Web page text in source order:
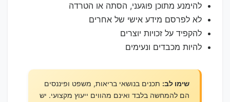
להימנע מתוכן פוגעני, הסתה או הטרדה
לא לפרסם מידע אישי של אחרים
להקפיד על זכויות יוצרים
להיות מכבדים ונעימים
שימו לב: תכנים בנושאי בריאות, משפט ופיננסים
הם להמחשה בלבד ואינם מהווים ייעוץ מקצועי. יש